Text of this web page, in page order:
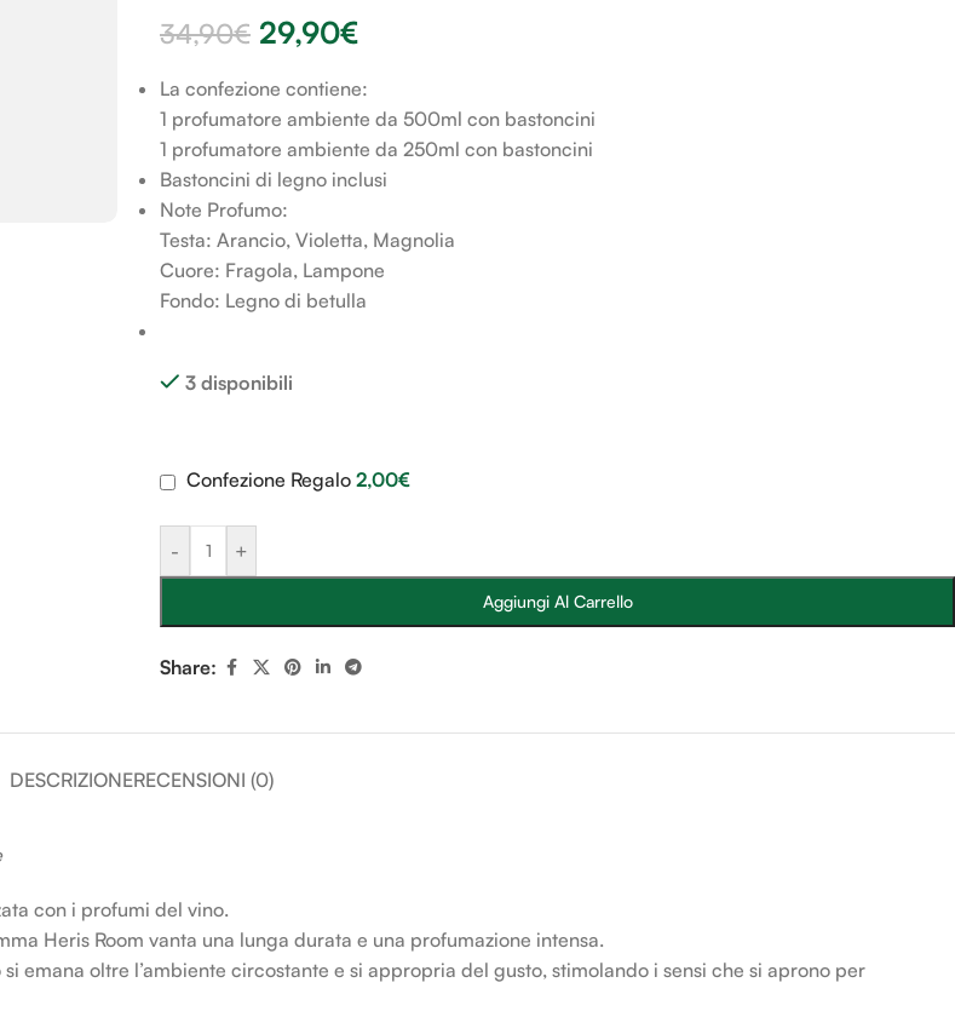
34,90€ 29,90€
La confezione contiene:
1 profumatore ambiente da 500ml con bastoncini
1 profumatore ambiente da 250ml con bastoncini
Bastoncini di legno inclusi
Note Profumo:
Testa: Arancio, Violetta, Magnolia
Cuore: Fragola, Lampone
Fondo: Legno di betulla
3 disponibili
- +
Aggiungi Al Carrello
Confezione Regalo 2,00€
Share:
DESCRIZIONERECENSIONI (0)
con i profumi del vino.
Heris Room vanta una lunga durata e una profumazione intensa.
emana oltre l’ambiente circostante e si appropria del gusto, stimolando i sensi che si aprono per